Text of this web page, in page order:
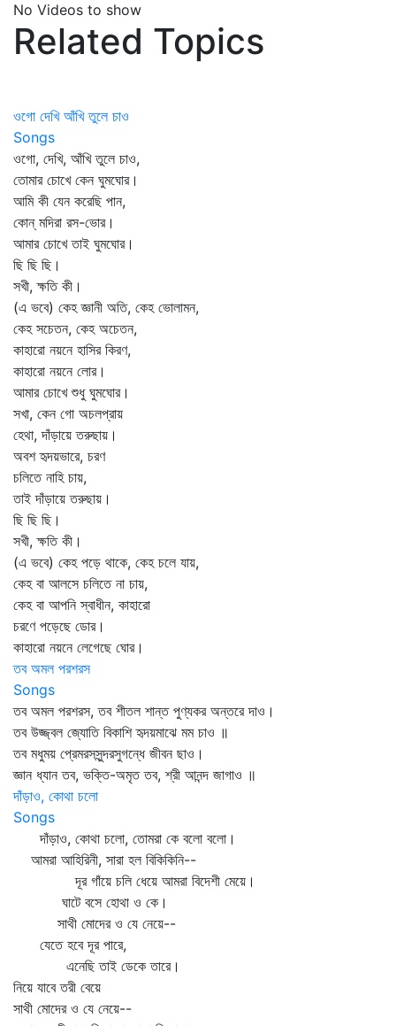
No Videos to show
Related Topics
ওগো দেখি আঁখি তুলে চাও
Songs
ওগো, দেখি, আঁখি তুলে চাও,
তোমার চোখে কেন ঘুমঘোর।
আমি কী যেন করেছি পান,
কোন্‌ মদিরা রস-ভোর।
আমার চোখে তাই ঘুমঘোর।
ছি ছি ছি।
সখী, ক্ষতি কী।
(এ ভবে) কেহ জ্ঞানী অতি, কেহ ভোলামন,
কেহ সচেতন, কেহ অচেতন,
কাহারো নয়নে হাসির কিরণ,
কাহারো নয়নে লোর।
আমার চোখে শুধু ঘুমঘোর।
সখা, কেন গো অচলপ্রায়
হেথা, দাঁড়ায়ে তরুছায়।
অবশ হৃদয়ভারে, চরণ
চলিতে নাহি চায়,
তাই দাঁড়ায়ে তরুছায়।
ছি ছি ছি।
সখী, ক্ষতি কী।
(এ ভবে) কেহ পড়ে থাকে, কেহ চলে যায়,
কেহ বা আলসে চলিতে না চায়,
কেহ বা আপনি স্বাধীন, কাহারো
চরণে পড়েছে ডোর।
কাহারো নয়নে লেগেছে ঘোর।
তব অমল পরশরস
Songs
তব অমল পরশরস, তব শীতল শান্ত পুণ্যকর অন্তরে দাও।
তব উজ্জ্বল জ্যোতি বিকাশি হৃদয়মাঝে মম চাও ॥
তব মধুময় প্রেমরসসুন্দরসুগন্ধে জীবন ছাও।
জ্ঞান ধ্যান তব, ভক্তি-অমৃত তব, শ্রী আনন্দ জাগাও ॥
দাঁড়াও, কোথা চলো
Songs
দাঁড়াও, কোথা চলো, তোমরা কে বলো বলো।
আমরা আহিরিনী, সারা হল বিকিকিনি--
দূর গাঁয়ে চলি ধেয়ে আমরা বিদেশী মেয়ে।
ঘাটে বসে হোথা ও কে।
সাথী মোদের ও যে নেয়ে--
যেতে হবে দূর পারে,
এনেছি তাই ডেকে তারে।
নিয়ে যাবে তরী বেয়ে
সাথী মোদের ও যে নেয়ে--